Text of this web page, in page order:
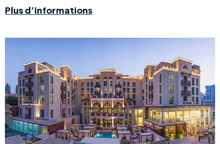
Plus d’informations